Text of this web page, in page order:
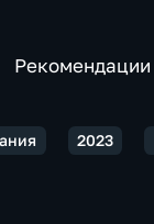
Рекомендации
2023